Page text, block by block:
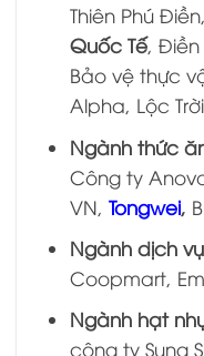
Thiên Phú
Quốc Tế, Điền
Bảo vệ thực
Alpha, Lộc
Ngành thức
Công ty
VN, Tongwei,
Ngành dịch vụ
Coopmart,
Ngành hạt
công ty Sung